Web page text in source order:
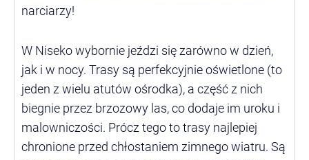
narciarzy!
W Niseko wybornie jeździ się zarówno w dzień,
jak i w nocy. Trasy są perfekcyjnie oświetlone (to
jeden z wielu atutów ośrodka), a część z nich
biegnie przez brzozowy las, co dodaje im uroku i
malowniczości. Prócz tego to trasy najlepiej
chronione przed chłostaniem zimnego wiatru. Są